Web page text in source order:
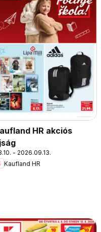
HR akciós
- 2026.09.13.
Kaufland HR